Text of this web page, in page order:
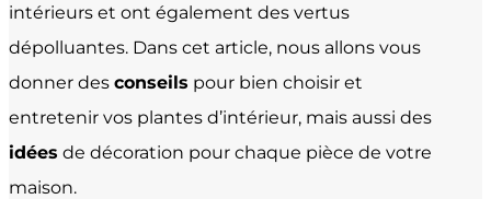
intérieurs et ont également des vertus
dépolluantes. Dans cet article, nous allons vous
donner des conseils pour bien choisir et
entretenir vos plantes d’intérieur, mais aussi des
idées de décoration pour chaque pièce de votre
maison.